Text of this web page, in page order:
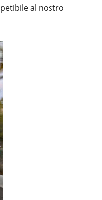
al nostro